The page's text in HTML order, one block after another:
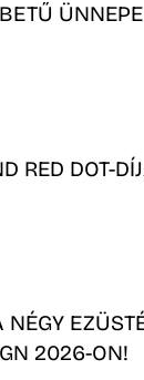
ÜNNEPE
RED DOT-
2026-ON!